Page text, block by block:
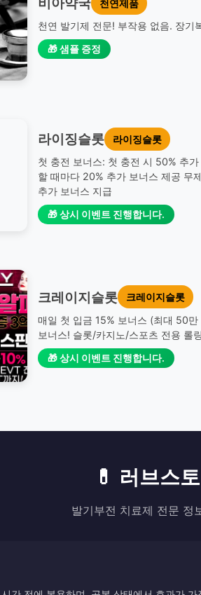
천연제품
천연 발기제 전문! 부작용 없음. 장기
🎁 샘플 증정
라이징슬롯
라이징슬롯
첫 충전 보너스: 첫 충전 시 50% 추
할 때마다 20% 추가 보너스 제공 무
추가 보너스 지급
🎁 상시 이벤트 진행합니다.
크레이지슬롯
크레이지슬롯
매일 첫 입금 15% 보너스 (최대 50
보너스! 슬롯/카지노/스포츠 전용 롤
🎁 상시 이벤트 진행합니다.
💊 러브스
발기부전 치료제 전문 정